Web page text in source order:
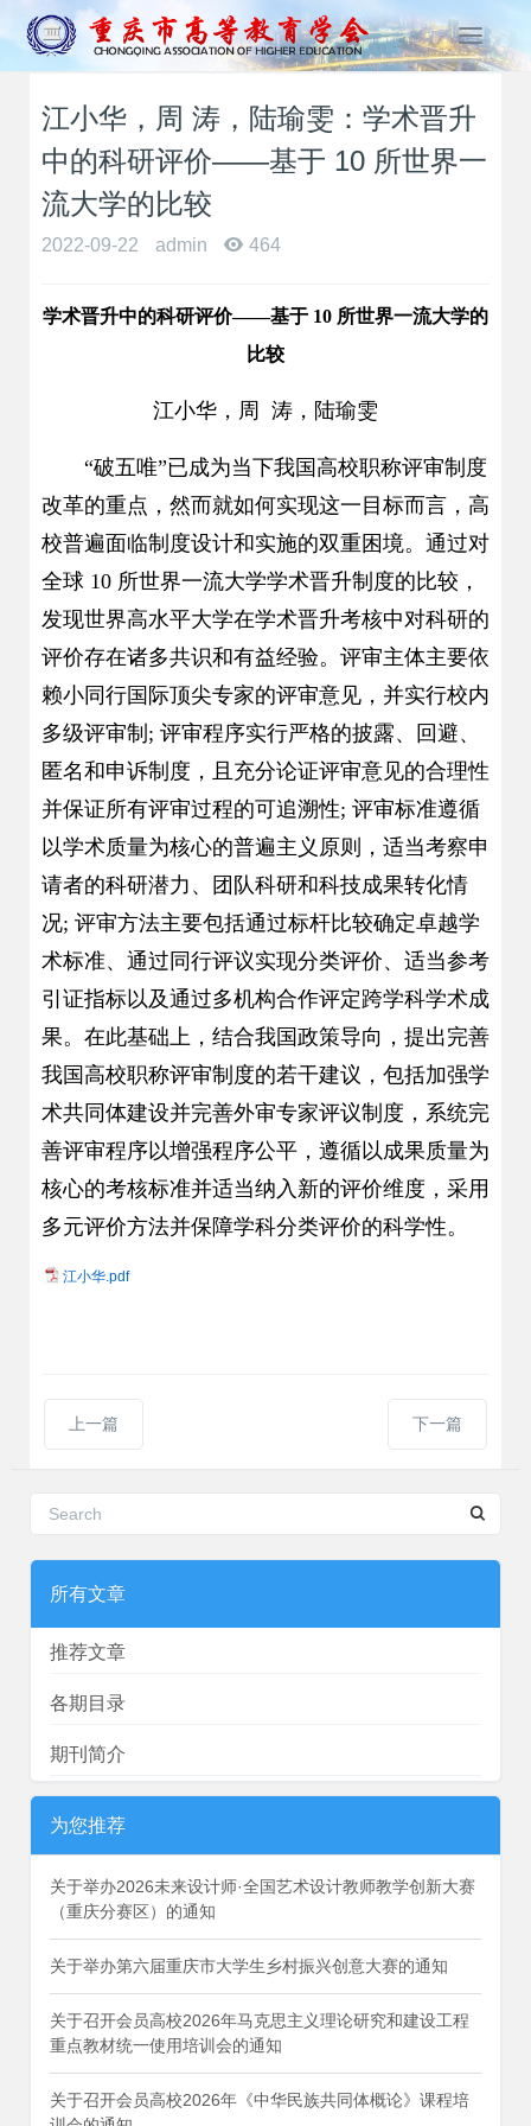
T
o
g
g
a
江小华，周 涛，陆瑜雯：学术晋升
中的科研评价——基于 10 所世界一
流大学的比较
2022-09-22 admin 464
学术晋升中的科研评价——基于 10 所世界一流大学的
比较
江小华，周 涛，陆瑜雯
“破五唯”已成为当下我国高校职称评审制度
改革的重点，然而就如何实现这一目标而言，高
校普遍面临制度设计和实施的双重困境。通过对
全球 10 所世界一流大学学术晋升制度的比较，
发现世界高水平大学在学术晋升考核中对科研的
评价存在诸多共识和有益经验。评审主体主要依
赖小同行国际顶尖专家的评审意见，并实行校内
多级评审制; 评审程序实行严格的披露、回避、
匿名和申诉制度，且充分论证评审意见的合理性
并保证所有评审过程的可追溯性; 评审标准遵循
以学术质量为核心的普遍主义原则，适当考察申
请者的科研潜力、团队科研和科技成果转化情
况; 评审方法主要包括通过标杆比较确定卓越学
术标准、通过同行评议实现分类评价、适当参考
引证指标以及通过多机构合作评定跨学科学术成
果。在此基础上，结合我国政策导向，提出完善
我国高校职称评审制度的若干建议，包括加强学
术共同体建设并完善外审专家评议制度，系统完
善评审程序以增强程序公平，遵循以成果质量为
核心的考核标准并适当纳入新的评价维度，采用
多元评价方法并保障学科分类评价的科学性。
江小华.pdf
上一篇 下一篇
所有文章
推荐文章
各期目录
期刊简介
为您推荐
关于举办2026未来设计师·全国艺术设计教师教学创新大赛
（重庆分赛区）的通知
关于举办第六届重庆市大学生乡村振兴创意大赛的通知
关于召开会员高校2026年马克思主义理论研究和建设工程
重点教材统一使用培训会的通知
关于召开会员高校2026年《中华民族共同体概论》课程培